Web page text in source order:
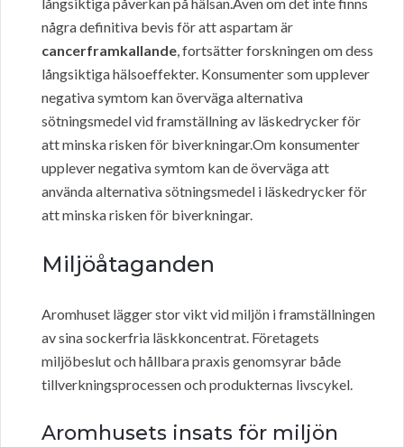
några definitiva bevis för att aspartam är
cancerframkallande, fortsätter forskningen om dess
långsiktiga hälsoeffekter. Konsumenter som upplever
negativa symtom kan överväga alternativa
sötningsmedel vid framställning av läskedrycker för
att minska risken för biverkningar.Om konsumenter
upplever negativa symtom kan de överväga att
använda alternativa sötningsmedel i läskedrycker för
att minska risken för biverkningar.
Miljöåtaganden
Aromhuset lägger stor vikt vid miljön i framställningen
av sina sockerfria läskkoncentrat. Företagets
miljöbeslut och hållbara praxis genomsyrar både
tillverkningsprocessen och produkternas livscykel.
Aromhusets insats för miljön